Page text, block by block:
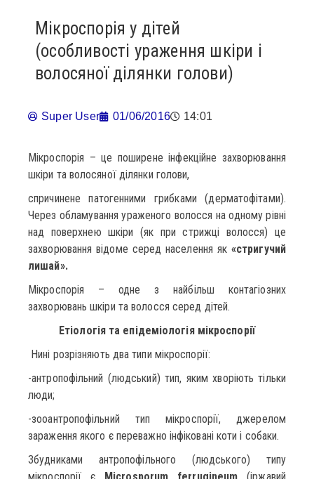
Мікроспорія у дітей
(особливості ураження шкіри і
волосяної ділянки голови)
Super User 01/06/2016 14:01
Мікроспорія – це поширене інфекційне захворювання
шкіри та волосяної ділянки голови,
спричинене патогенними грибками (дерматофітами).
Через обламування ураженого волосся на одному рівні
над поверхнею шкіри (як при стрижці волосся) це
захворювання відоме серед населення як «стригучий
лишай».
Мікроспорія – одне з найбільш контагіозних
захворювань шкіри та волосся серед дітей.
Етіологія та епідеміологія мікроспорії
Нині розрізняють два типи мікроспорії:
-антропофільний (людський) тип, яким хворіють тільки
люди;
-зооантропофільний тип мікроспорії, джерелом
зараження якого є переважно інфіковані коти і собаки.
Збудниками антропофільного (людського) типу